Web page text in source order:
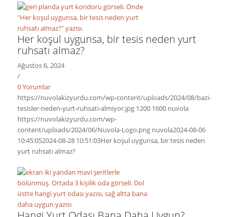
Her koşul uygunsa, bir tesis neden yurt
ruhsatı almaz?
Ağustos 6, 2024
/
0 Yorumlar
https://nuvolakizyurdu.com/wp-content/uploads/2024/08/bazi-
tesisler-neden-yurt-ruhsati-almiyor.jpg 1200 1600 nuvola
https://nuvolakizyurdu.com/wp-
content/uploads/2024/06/Nuvola-Logo.png nuvola2024-08-06
10:45:052024-08-28 10:51:03Her koşul uygunsa, bir tesis neden
yurt ruhsatı almaz?